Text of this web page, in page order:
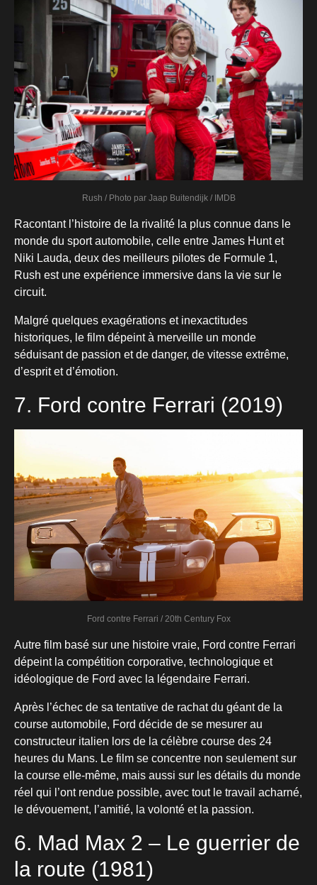
Rush / Photo par Jaap Buitendijk / IMDB
Racontant l’histoire de la rivalité la plus connue dans le
monde du sport automobile, celle entre James Hunt et
Niki Lauda, deux des meilleurs pilotes de Formule 1,
Rush est une expérience immersive dans la vie sur le
circuit.
Malgré quelques exagérations et inexactitudes
historiques, le film dépeint à merveille un monde
séduisant de passion et de danger, de vitesse extrême,
d’esprit et d’émotion.
7. Ford contre Ferrari (2019)
Ford contre Ferrari / 20th Century Fox
Autre film basé sur une histoire vraie, Ford contre Ferrari
dépeint la compétition corporative, technologique et
idéologique de Ford avec la légendaire Ferrari.
Après l’échec de sa tentative de rachat du géant de la
course automobile, Ford décide de se mesurer au
constructeur italien lors de la célèbre course des 24
heures du Mans. Le film se concentre non seulement sur
la course elle-même, mais aussi sur les détails du monde
réel qui l’ont rendue possible, avec tout le travail acharné,
le dévouement, l’amitié, la volonté et la passion.
6. Mad Max 2 – Le guerrier de
la route (1981)